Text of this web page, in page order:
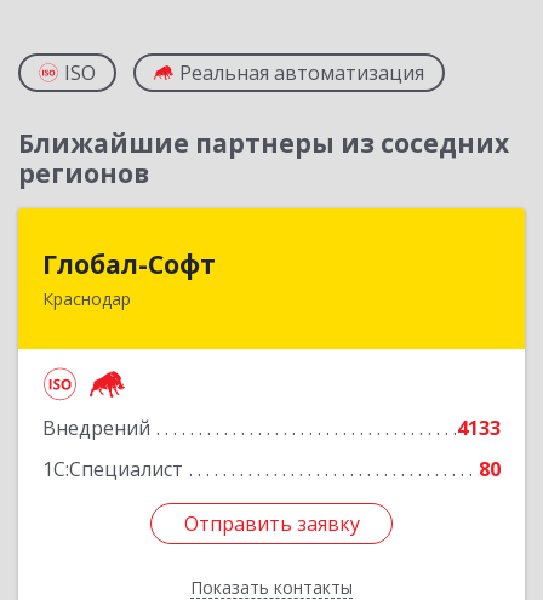
ISO Реальная автоматизация
Ближайшие партнеры из соседних
регионов
Глобал-Софт
Краснодар
Внедрений
4133
1С:Специалист
80
Отправить заявку
Показать контакты
350018, Краснодарский край, Краснодар г,
Отправить заявку
Назад